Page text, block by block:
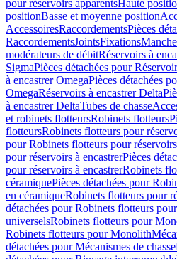
pour réservoirs apparentsHaute
positionBasse et moyenne position
AccessoiresRaccordementsPièces
RaccordementsJointsFixations
modérateurs de débitRéservoirs à
SigmaPièces détachées pour
à encastrer OmegaPièces détachées
OmegaRéservoirs à encastrer Delta
à encastrer DeltaTubes de chasse
et robinets flotteursRobinets flotteurs
flotteursRobinets flotteurs pour
pour Robinets flotteurs pour
pour réservoirs à encastrerPièces
pour réservoirs à encastrerRobinets
céramiquePièces détachées pour
en céramiqueRobinets flotteurs pour
détachées pour Robinets flotteurs
universelsRobinets flotteurs pour
Robinets flotteurs pour Monolith
détachées pour Mécanismes de chasse